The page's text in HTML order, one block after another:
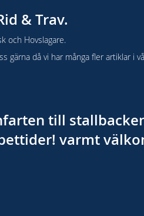
& Trav.
och Hovslagare.
då vi har många fler artiklar i
till
varmt